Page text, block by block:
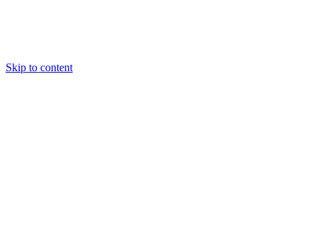
Skip to content